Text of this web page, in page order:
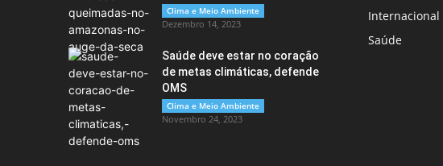
Clima e Meio Ambiente
Dezembro 14, 2023
Saúde deve estar no coração
de metas climáticas, defende
OMS
Clima e Meio Ambiente
Novembro 24, 2023
Internacional
Saúde